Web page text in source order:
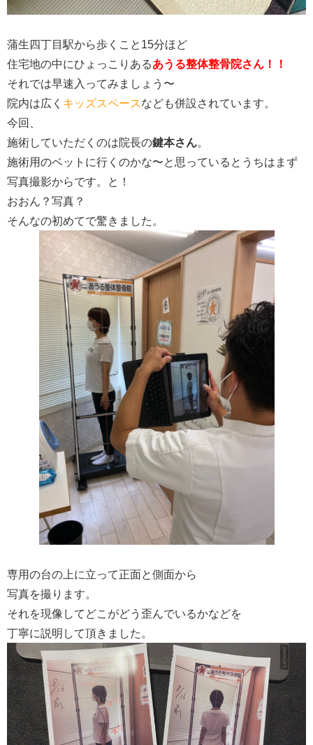
蒲生四丁目駅から歩くこと15分ほど
住宅地の中にひょっこりあるあうる整体整骨院さん！！
それでは早速入ってみましょう〜
院内は広く キッズスペース なども併設されています。
今回、
施術していただくのは院長の鍵本さん
施術用のベットに行くのかな〜と思っているとうちはまず
写真撮影からです。と！
おおん？写真？
そんなの初めてで驚きました。
専用の台の上に立って正面と側面から
写真を撮ります。
それを現像してどこがどう歪んでいるかなどを
丁寧に説明して頂きました。